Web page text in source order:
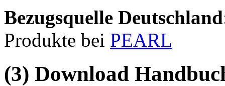
Bezugsquelle Deutschland
Produkte bei PEARL
(3) Download